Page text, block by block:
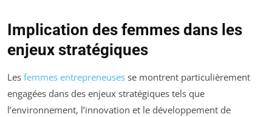
Implication des femmes dans les
enjeux stratégiques
Les femmes entrepreneuses se montrent particulièrement
engagées dans des enjeux stratégiques tels que
l’environnement, l’innovation et le développement de